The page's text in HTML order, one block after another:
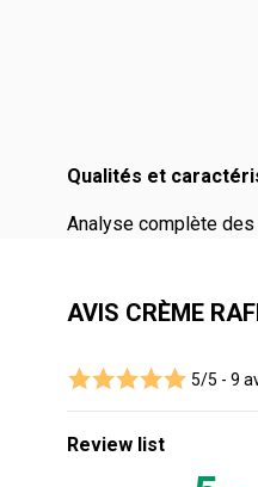
Qualités et
Analyse complète
AVIS CRÈME
5/5 - 9
Review list